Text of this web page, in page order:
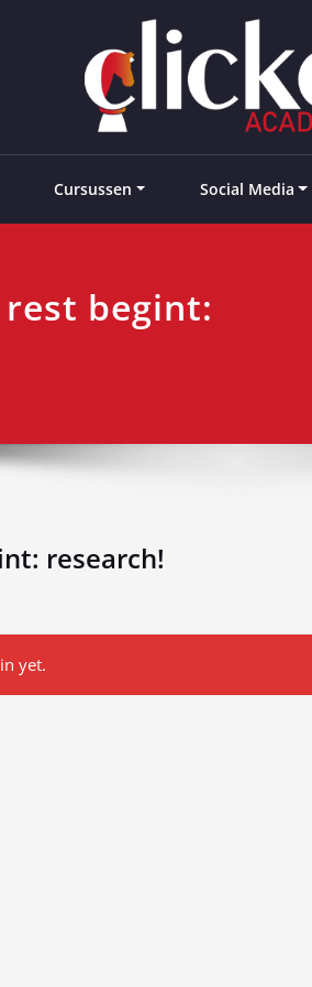
Cursussen Social Media
rest begint:
research!
yet.